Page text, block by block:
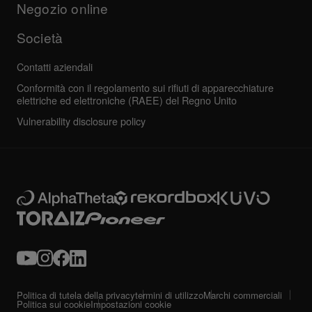
Negozio online
Società
Contatti aziendali
Conformità con il regolamento sui rifiuti di apparecchiature
elettriche ed elettroniche (RAEE) del Regno Unito
Vulnerability disclosure policy
Politica di tutela della privacytermini di utilizzoMarchi commerciali
Politica sui cookieImpostazioni cookie